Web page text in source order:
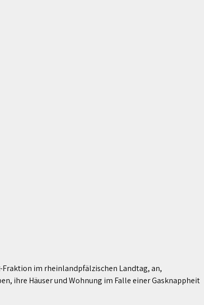
Fraktion im rheinlandpfälzischen Landtag, an,
ihre Häuser und Wohnung im Falle einer Gasknappheit